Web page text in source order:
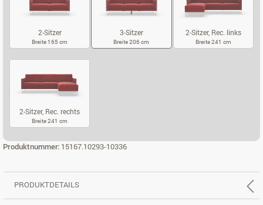
2-Sitzer
Breite 165 cm
3-Sitzer
Breite 206 cm
2-Sitzer, Rec. links
Breite 241 cm
2-Sitzer, Rec. rechts
Breite 241 cm
Produktnummer: 15167.10293-10336
PRODUKTDETAILS